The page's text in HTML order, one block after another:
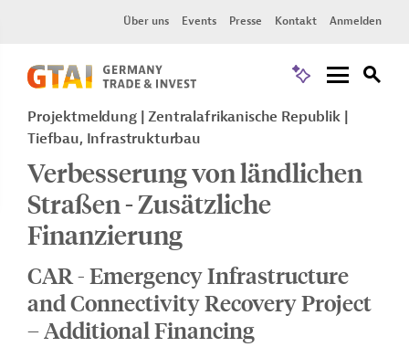
Über uns Events Presse Kontakt Anmelden
Projektmeldung
Zentralafrikanische Republik
Tiefbau, Infrastrukturbau
Verbesserung von ländlichen
Straßen - Zusätzliche
Finanzierung
CAR - Emergency Infrastructure
and Connectivity Recovery Project
– Additional Financing